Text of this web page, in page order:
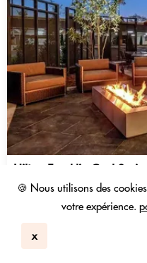
🍪 Nous utilisons des
votre expérience.
x
Hilton Franklin Cool
Franklin, TN
1003 Avis